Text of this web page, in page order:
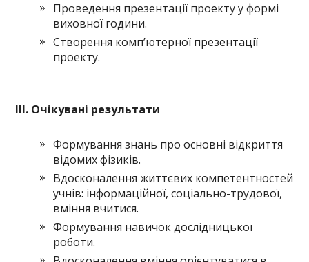
Проведення презентації проекту у формі
виховної години.
Створення комп’ютерної презентації
проекту.
III. Очікувані результати
Формування знань про основні відкриття
відомих фізиків.
Вдосконалення життєвих компетентностей
учнів: інформаційної, соціально-трудової,
вміння вчитися.
Формування навичок дослідницької
роботи.